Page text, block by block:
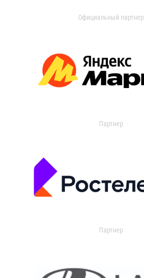
Официальный партнер
Партнер
Партнер